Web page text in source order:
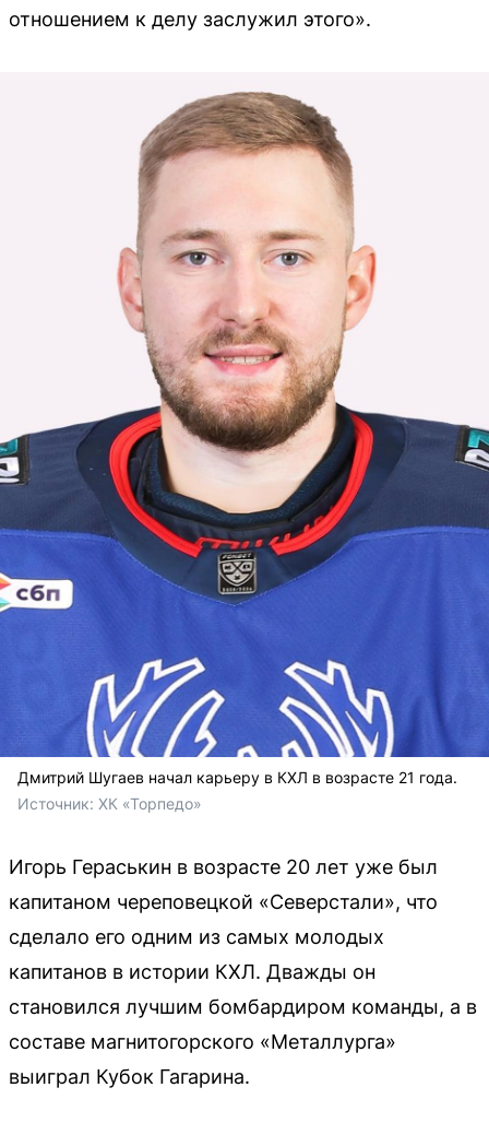
отношением к делу заслужил этого».
Дмитрий Шугаев начал карьеру в КХЛ в возрасте 21 года.
Источник: ХК «Торпедо»
Игорь Гераськин в возрасте 20 лет уже был
капитаном череповецкой «Северстали», что
сделало его одним из самых молодых
капитанов в истории КХЛ. Дважды он
становился лучшим бомбардиром команды, а в
составе магнитогорского «Металлурга»
выиграл Кубок Гагарина.